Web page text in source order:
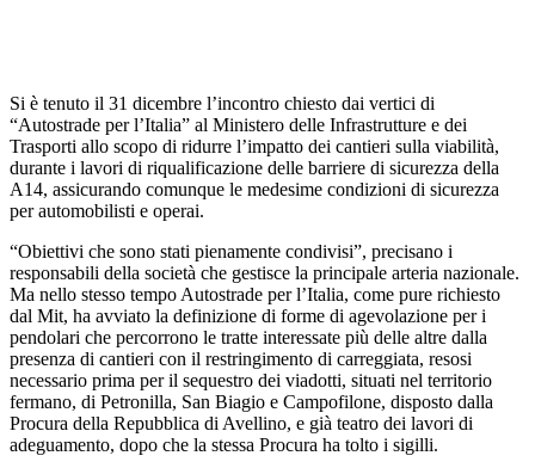
Si è tenuto il 31 dicembre l’incontro chiesto dai vertici di
“Autostrade per l’Italia” al Ministero delle Infrastrutture e dei
Trasporti allo scopo di ridurre l’impatto dei cantieri sulla viabilità,
durante i lavori di riqualificazione delle barriere di sicurezza della
A14, assicurando comunque le medesime condizioni di sicurezza
per automobilisti e operai.
“Obiettivi che sono stati pienamente condivisi”, precisano i
responsabili della società che gestisce la principale arteria nazionale.
Ma nello stesso tempo Autostrade per l’Italia, come pure richiesto
dal Mit, ha avviato la definizione di forme di agevolazione per i
pendolari che percorrono le tratte interessate più delle altre dalla
presenza di cantieri con il restringimento di carreggiata, resosi
necessario prima per il sequestro dei viadotti, situati nel territorio
fermano, di Petronilla, San Biagio e Campofilone, disposto dalla
Procura della Repubblica di Avellino, e già teatro dei lavori di
adeguamento, dopo che la stessa Procura ha tolto i sigilli.